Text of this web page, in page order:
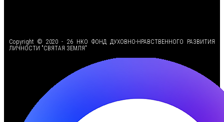
Copyright © 2020 - 26 НКО ФОНД ДУХОВНО-НРАВСТВЕННОГО РАЗВИТИЯ
ЛИЧНОСТИ "СВЯТАЯ ЗЕМЛЯ"